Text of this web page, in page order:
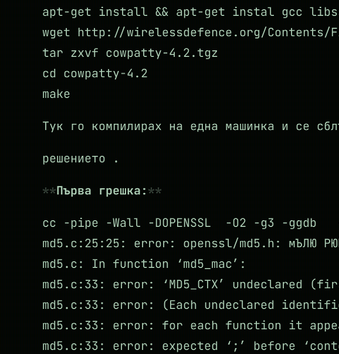
apt-get install && apt-get instal gcc
wget http://wirelessdefence.org/Contents/
tar zxvf cowpatty-4.2.tgz
cd cowpatty-4.2
make
Тук го компилирах на една машинка и се
решението .
Първа грешка:
cc -pipe -Wall -DOPENSSL -O2 -g3 -ggdb
md5.c:25:25: error: openssl/md5.h: мЪЛЮ
md5.c: In function ‘md5_mac’:
md5.c:33: error: ‘MD5_CTX’ undeclared
md5.c:33: error: (Each undeclared
md5.c:33: error: for each function it
md5.c:33: error: expected ‘;’ before